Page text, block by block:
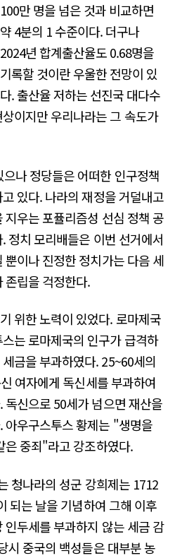
100만 명을 넘은 것과 비교하면
약 4분의 1 수준이다. 더구나
2024년 합계출산율도 0.68명을
기록할 것이란 우울한 전망이 있
다. 출산율 저하는 선진국 대다수
이지만 우리나라는 그 속도가
나 정당들은 어떠한 인구정책
있다. 나라의 재정을 거덜내고
우는 포퓰리즘성 선심 정책 공
정치 모리배들은 이번 선거에서
이나 진정한 정치가는 다음 세
존립을 걱정한다.
위한 노력이 있었다. 로마제국
는 로마제국의 인구가 급격하
금을 부과하였다. 25~60세의
여자에게 독신세를 부과하여
독신으로 50세가 넘으면 재산을
아우구스투스 황제는 "생명을
은 중죄"라고 강조하였다.
청나라의 성군 강희제는 1712
되는 날을 기념하여 그해 이후
두세를 부과하지 않는 세금 감
시 중국의 백성들은 대부분 농